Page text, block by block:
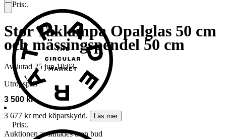
Stor Taklampa Opalglas 50 cm
och mässingspendel 50 cm
Avslutad 25 jun 19:03
Utropspris
3 500 kr
3 677 kr med köparskydd.
Läs mer
Auktionen avslutades utan bud
Pris:.
Pris:.